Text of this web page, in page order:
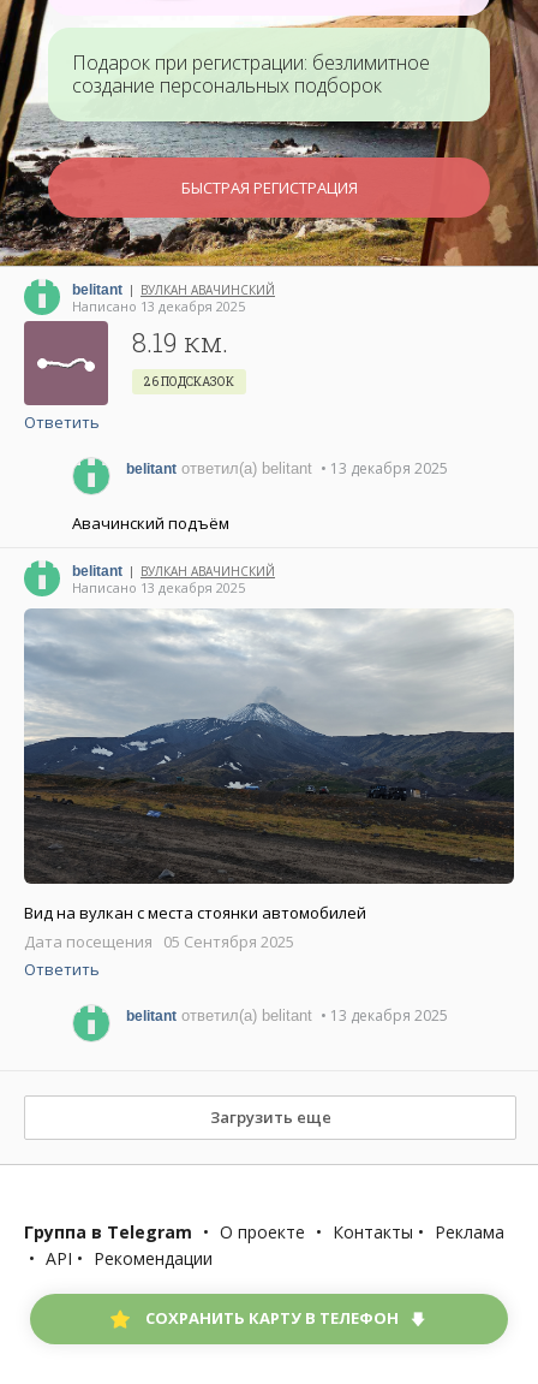
СОХРАНИТЬ КАРТУ В ТЕЛЕФОН
Подарок при регистрации: безлимитное
создание персональных подборок
БЫСТРАЯ РЕГИСТРАЦИЯ
belitant | ВУЛКАН АВАЧИНСКИЙ
Написано 13 декабря 2025
8.19 км.
26 ПОДСКАЗОК
Ответить
belitant ответил(а) belitant • 13 декабря 2025
Авачинский подъём
belitant | ВУЛКАН АВАЧИНСКИЙ
Написано 13 декабря 2025
Вид на вулкан с места стоянки автомобилей
Дата посещения 05 Сентября 2025
Ответить
belitant ответил(а) belitant • 13 декабря 2025
Загрузить еще
Группа в Telegram • О проекте • Контакты • Реклама
• API • Рекомендации